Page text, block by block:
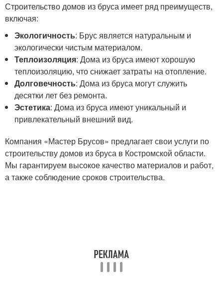
Строительство домов из бруса имеет ряд преимуществ,
включая:
Экологичность: Брус является натуральным и
экологически чистым материалом.
Теплоизоляция: Дома из бруса имеют хорошую
теплоизоляцию, что снижает затраты на отопление.
Долговечность: Дома из бруса могут служить
десятки лет без ремонта.
Эстетика: Дома из бруса имеют уникальный и
привлекательный внешний вид.
Компания «Мастер Брусов» предлагает свои услуги по
строительству домов из бруса в Костромской области.
Мы гарантируем высокое качество материалов и работ,
а также соблюдение сроков строительства.